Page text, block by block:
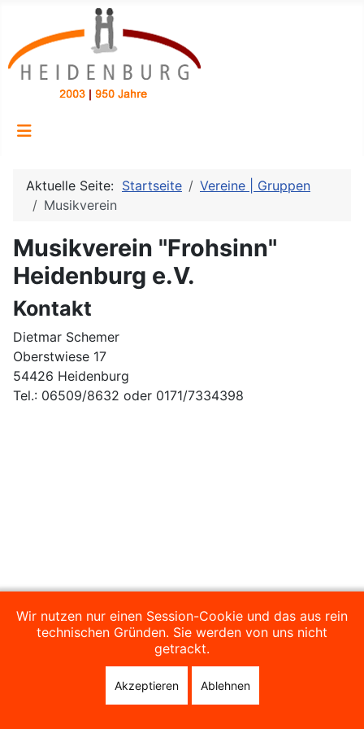
Aktuelle Seite: Startseite
Vereine | Gruppen
Musikverein
Musikverein "Frohsinn"
Heidenburg e.V.
Kontakt
Dietmar Schemer
Oberstwiese 17
54426 Heidenburg
Tel.: 06509/8632 oder 0171/7334398
Wir nutzen nur einen Session-Cookie und das aus rein
technischen Gründen. Sie werden von uns nicht
getrackt.
Akzeptieren Ablehnen